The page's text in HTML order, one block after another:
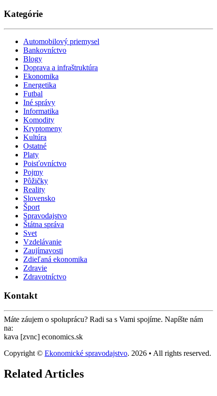
Kategórie
Automobilový priemysel
Bankovníctvo
Blogy
Doprava a infraštruktúra
Ekonomika
Energetika
Futbal
Iné správy
Informatika
Komodity
Kryptomeny
Kultúra
Ostatné
Platy
Poisťovníctvo
Pojmy
Pôžičky
Reality
Slovensko
Šport
Spravodajstvo
Štátna správa
Svet
Vzdelávanie
Zaujímavosti
Zdieľaná ekonomika
Zdravie
Zdravotníctvo
Kontakt
Máte záujem o spoluprácu? Radi sa s Vami spojíme. Napíšte nám
na:
kava [zvnc] economics.sk
Copyright © Ekonomické spravodajstvo. 2026 • All rights reserved.
Related Articles